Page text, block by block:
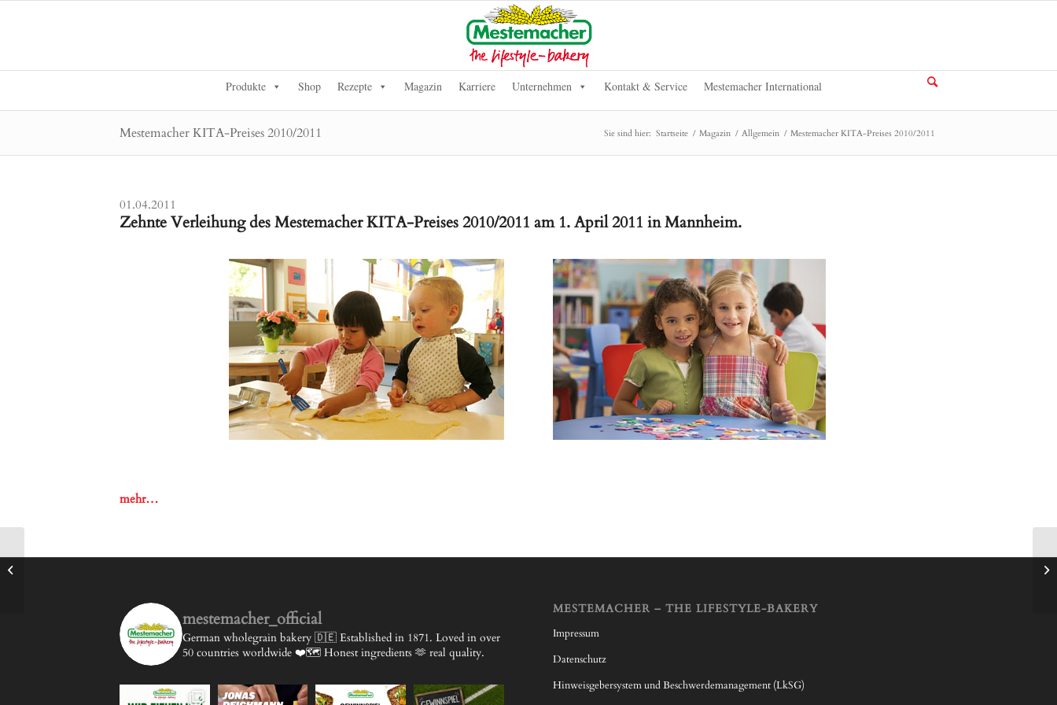
Produkte Shop Rezepte Magazin Karriere Unternehmen Kontakt & Service Mestemacher International
Mestemacher KITA-Preises 2010/2011 Sie sind hier: Startseite / Magazin / Allgemein / Mestemacher KITA-Preises 2010/2011
01.04.2011
Zehnte Verleihung des Mestemacher KITA-Preises 2010/2011 am 1. April 2011 in Mannheim.
mehr…
mestemacher_official
German wholegrain bakery 🇩🇪 Established in 1871. Loved in over
50 countries worldwide ❤️🗺️ Honest ingredients 🫶 real quality.
MESTEMACHER – THE LIFESTYLE-BAKERY
Impressum
Datenschutz
Hinweisgebersystem und Beschwerdemanagement (LkSG)